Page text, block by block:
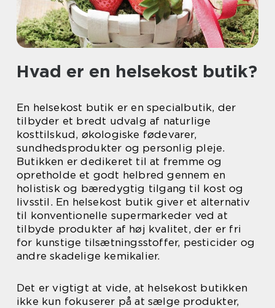
Hvad er en helsekost butik?
En helsekost butik er en specialbutik, der
tilbyder et bredt udvalg af naturlige
kosttilskud, økologiske fødevarer,
sundhedsprodukter og personlig pleje.
Butikken er dedikeret til at fremme og
opretholde et godt helbred gennem en
holistisk og bæredygtig tilgang til kost og
livsstil. En helsekost butik giver et alternativ
til konventionelle supermarkeder ved at
tilbyde produkter af høj kvalitet, der er fri
for kunstige tilsætningsstoffer, pesticider og
andre skadelige kemikalier.
Det er vigtigt at vide, at helsekost butikken
ikke kun fokuserer på at sælge produkter,